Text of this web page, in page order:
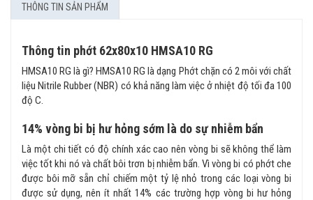
THÔNG TIN SẢN PHẨM
Thông tin phớt 62x80x10 HMSA10 RG
HMSA10 RG là gì? HMSA10 RG là dạng Phớt chặn có 2 môi với chất
liệu Nitrile Rubber (NBR) có khả năng làm việc ở nhiệt độ tối đa 100
độ C.
14% vòng bi bị hư hỏng sớm là do sự nhiễm bẩn
Là một chi tiết có độ chính xác cao nên vòng bi sẽ không thể làm
việc tốt khi nó và chất bôi trơn bị nhiễm bẩn. Vì vòng bi có phớt che
được bôi mỡ sẵn chỉ chiếm một tỷ lệ nhỏ trong các loại vòng bi
được sử dụng, nên ít nhất 14% các trường hợp vòng bi hư hỏng